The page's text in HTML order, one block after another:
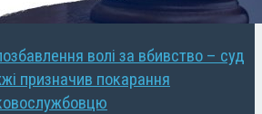
волі за вбивство – суд
призначив покарання